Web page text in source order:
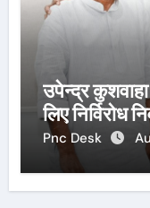
उपेन्द्र
लिए निर्विरोध
Pnc Desk